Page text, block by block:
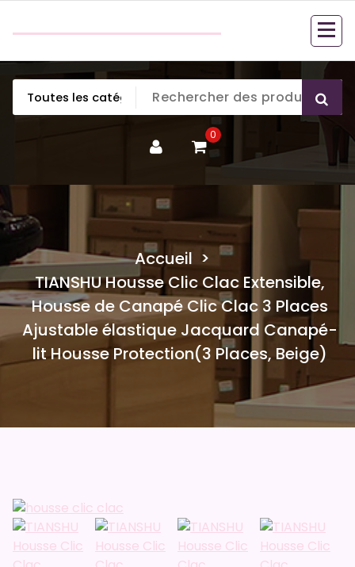
0
Accueil >
TIANSHU Housse Clic Clac Extensible,
Housse de Canapé Clic Clac 3 Places
Ajustable élastique Jacquard Canapé-
lit Housse Protection(3 Places, Beige)